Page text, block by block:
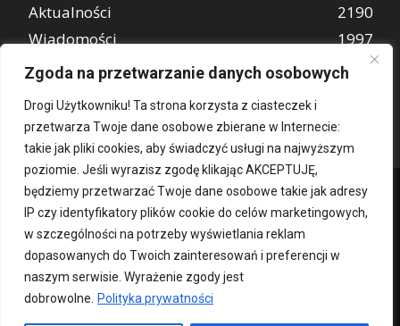
Zgoda na przetwarzanie danych osobowych
Drogi Użytkowniku! Ta strona korzysta z ciasteczek i
przetwarza Twoje dane osobowe zbierane w Internecie:
takie jak pliki cookies, aby świadczyć usługi na najwyższym
poziomie. Jeśli wyrazisz zgodę klikając AKCEPTUJĘ,
będziemy przetwarzać Twoje dane osobowe takie jak adresy
IP czy identyfikatory plików cookie do celów marketingowych,
w szczególności na potrzeby wyświetlania reklam
dopasowanych do Twoich zainteresowań i preferencji w
naszym serwisie. Wyrażenie zgody jest
dobrowolne.
Polityka prywatności
Aktualności
2190
Wiadomości
1997
REKLAMA
849
Kontakt O nas Patronat medialny